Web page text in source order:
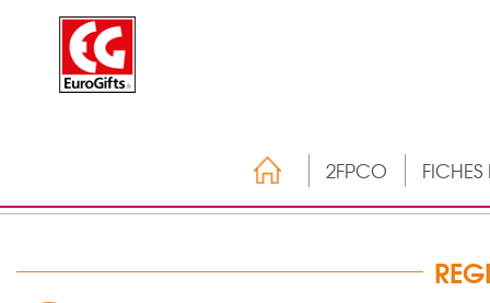
2FPCO